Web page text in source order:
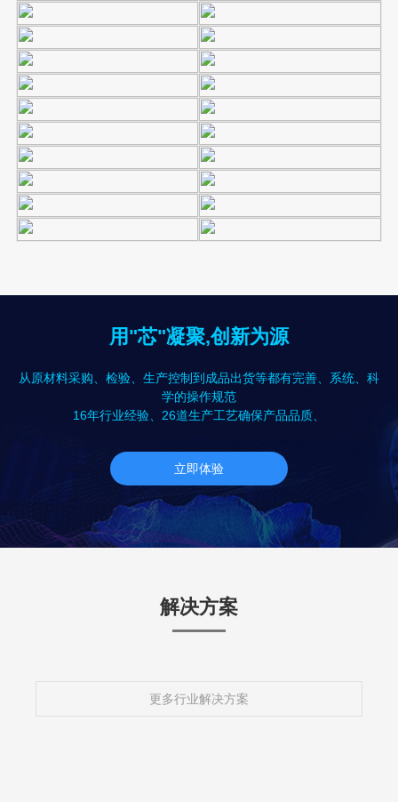
用"芯"凝聚,创新为源
从原材料采购、检验、生产控制到成品出货等都有完善、系统、科
学的操作规范
16年行业经验、26道生产工艺确保产品品质、
立即体验
解决方案
更多行业解决方案